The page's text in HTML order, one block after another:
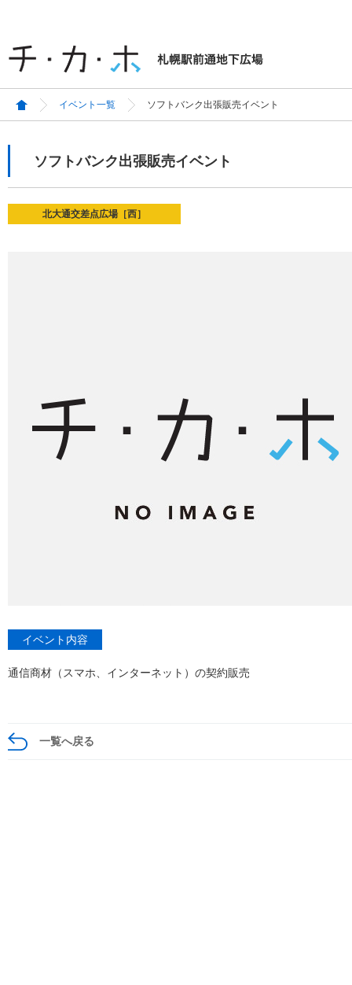
イベント一覧 ソフトバンク出張販売イベント
ソフトバンク出張販売イベント
北大通交差点広場［西］
イベント内容
通信商材（スマホ、インターネット）の契約販売
一覧へ戻る